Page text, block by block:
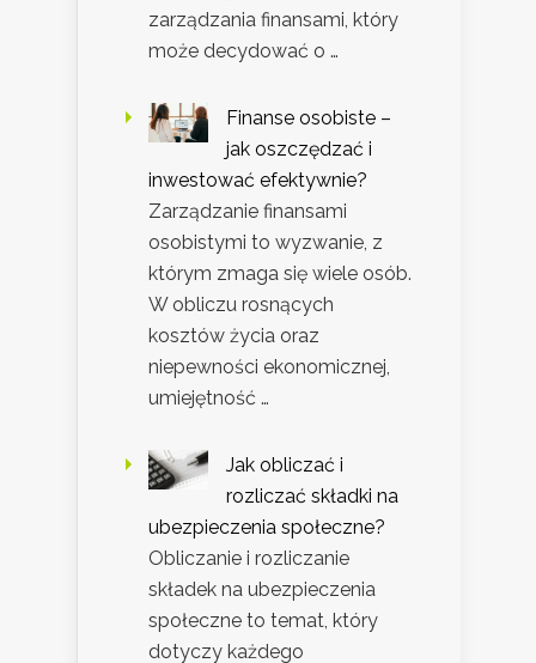
zarządzania finansami, który
może decydować o …
Finanse osobiste –
jak oszczędzać i
inwestować efektywnie?
Zarządzanie finansami
osobistymi to wyzwanie, z
którym zmaga się wiele osób.
W obliczu rosnących
kosztów życia oraz
niepewności ekonomicznej,
umiejętność …
Jak obliczać i
rozliczać składki na
ubezpieczenia społeczne?
Obliczanie i rozliczanie
składek na ubezpieczenia
społeczne to temat, który
dotyczy każdego